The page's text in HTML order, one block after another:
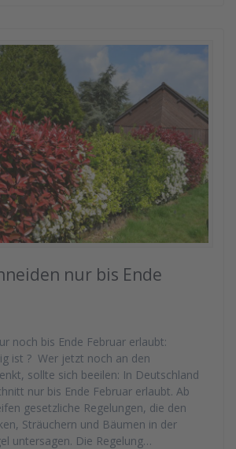
nur bis Ende
noch bis Ende Februar erlaubt:
ist ? Wer jetzt noch an den
sollte sich beeilen: In Deutschland
nur bis Ende Februar erlaubt. Ab
gesetzliche Regelungen, die den
Sträuchern und Bäumen in der
untersagen. Die Regelung…